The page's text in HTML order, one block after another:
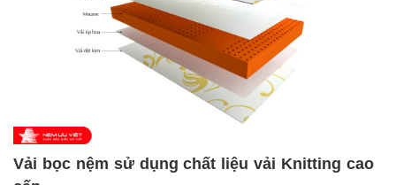
Vải bọc nệm sử dụng chất liệu vải Knitting cao